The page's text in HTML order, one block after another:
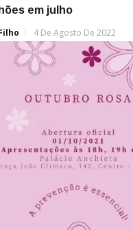
em julho
4 De Agosto De 2022